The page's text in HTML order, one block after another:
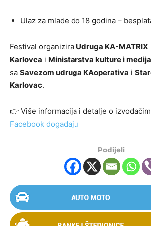
Ulaz za mlade do 18 godina –
Festival organizira Udruga KA-MATRIX
Karlovca i Ministarstva kulture i medija
sa Savezom udruga KAoperativa i
Karlovac.
👉 Više informacija i detalje o
Facebook događaju
Podijeli